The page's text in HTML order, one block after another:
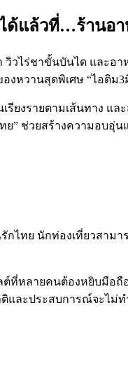
ด้แล้วที่…ร้านอา
วไร่ชาขั้นบันได และอา
หวานสุดพิเศษ “ไอติม3
ยงรายตามเส้นทาง แล
” ช่วยสร้างความอบอุ่น
กไทย นักท่องเที่ยวสาม
ต์ที่หลายคนต้องหยิบมือ
และประสบการณ์จะไม่ท